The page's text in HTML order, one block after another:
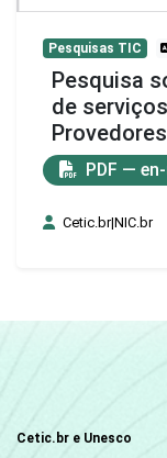
Pesquisas TIC
Pesquisa
de
PDF —
Cetic.br|NIC.br
Cetic.br e Unesco